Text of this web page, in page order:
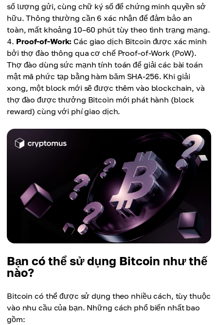
số lượng gửi, cùng chữ ký số để chứng minh quyền sở
hữu. Thông thường cần 6 xác nhận để đảm bảo an
toàn, mất khoảng 10–60 phút tùy theo tình trạng mạng.
Proof-of-Work: Các giao dịch Bitcoin được xác minh
bởi thợ đào thông qua cơ chế Proof-of-Work (PoW).
Thợ đào dùng sức mạnh tính toán để giải các bài toán
mật mã phức tạp bằng hàm băm SHA-256. Khi giải
xong, một block mới sẽ được thêm vào blockchain, và
thợ đào được thưởng Bitcoin mới phát hành (block
reward) cùng với phí giao dịch.
Bạn có thể sử dụng Bitcoin như thế
nào?
Bitcoin có thể được sử dụng theo nhiều cách, tùy thuộc
vào nhu cầu của bạn. Những cách phổ biến nhất bao
gồm: